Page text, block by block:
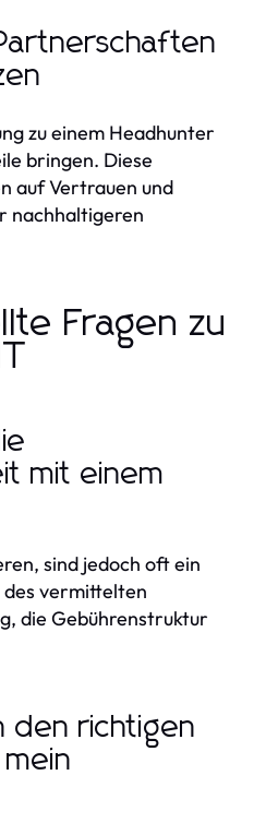
zu einem Headhunter
bringen. Diese
auf Vertrauen und
nachhaltigeren
Fragen zu
mit einem
sind jedoch oft ein
des vermittelten
die Gebührenstruktur
den richtigen